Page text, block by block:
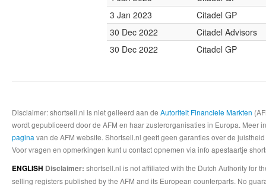
3 Jan 2023
Citadel GP
30 Dec 2022
Citadel Advisors
30 Dec 2022
Citadel GP
Disclaimer: shortsell.nl is niet gelieerd aan de Autoriteit Financiele Markten
wordt gepubliceerd door de AFM en haar zusterorganisaties in Europa.
pagina van de AFM website. Shortsell.nl geeft geen garanties over de
Voor vragen en opmerkingen kunt u contact opnemen via info apestaartje
ENGLISH Disclaimer: shortsell.nl is not affiliated with the Dutch Authority for
selling registers published by the AFM and its European counterparts. No